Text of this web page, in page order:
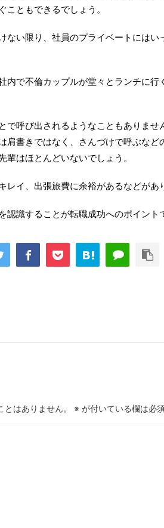
こともできるでしょう。
ない限り、社員のプライベートにはい
内で不倫カップルが堂々とランチに行
で呼び出されるようなこともありませ
肩書きではなく、さんづけで呼ぶなど
輩はほとんどいないでしょう。
レイ、出張旅費に余裕があるなどがあ
認識することが転職成功へのポイント
はありません。 ※ が付いている欄は必